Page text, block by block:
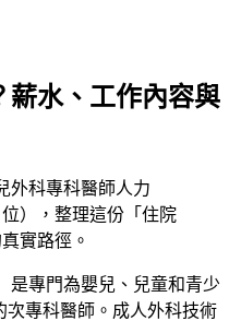
薪水、工作內容與
外科專科醫師人力
位），整理這份「住院
實路徑。
是專門為嬰兒、兒童和青少
次專科醫師。成人外科技術